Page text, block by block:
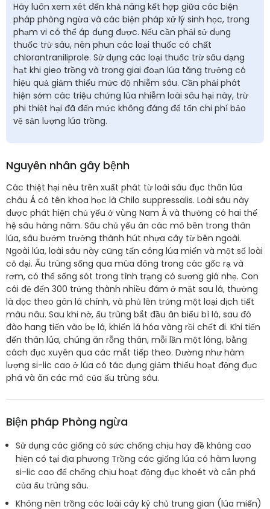
Hãy luôn xem xét đến khả năng kết hợp giữa các biện
pháp phòng ngừa và các biện pháp xử lý sinh học, trong
phạm vi có thể áp dụng được. Nếu cần phải sử dụng
thuốc trừ sâu, nên phun các loại thuốc có chất
chlorantraniliprole. Sử dụng các loại thuốc trừ sâu dạng
hạt khi gieo trồng và trong giai đoạn lúa tăng trưởng có
hiệu quả giảm thiểu mức độ nhiễm sâu. Cần phải phát
hiện sớm các triệu chứng lúa nhiễm loài sâu hại này, trừ
phi thiệt hại đã đến mức không đáng để tốn chi phí bảo
vệ sản lượng lúa trồng.
Nguyên nhân gây bệnh
Các thiệt hại nêu trên xuất phát từ loài sâu đục thân lúa
châu Á có tên khoa học là Chilo suppressalis. Loài sâu này
được phát hiện chủ yếu ở vùng Nam Á và thường có hai thế
hệ sâu hàng năm. Sâu chủ yếu ăn các mô bên trong thân
lúa, sâu bướm trưởng thành hút nhựa cây từ bên ngoài.
Ngoài lúa, loài sâu này cũng tấn công lúa miến và một số loài
cỏ dại. Ấu trùng sống qua mùa đông trong các gốc rạ và
rơm, có thể sống sót trong tình trạng có sương giá nhẹ. Con
cái đẻ đến 300 trứng thành nhiều đám ở mặt sau lá, thường
là dọc theo gân lá chính, và phủ lên trứng một loại dịch tiết
màu nâu. Sau khi nở, ấu trùng bắt đầu ăn biểu bì lá, sau đó
đào hang tiến vào bẹ lá, khiến lá hóa vàng rồi chết đi. Khi tiến
đến thân lúa, chúng ăn rỗng thân, mỗi lần một lóng, bằng
cách đục xuyên qua các mắt tiếp theo. Dường như hàm
lượng si-lic cao ở lúa có tác dụng giảm thiểu hoạt động đục
phá và ăn các mô của ấu trùng sâu.
Biện pháp Phòng ngừa
Sử dụng các giống có sức chống chịu hay đề kháng cao
hiện có tại địa phương Trồng các giống lúa có hàm lượng
si-lic cao để chống chịu hoạt động đục khoét và cắn phá
của ấu trùng sâu.
Không nên trồng các loài cây ký chủ trung gian (lúa miến)